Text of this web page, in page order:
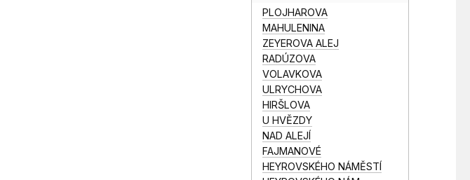
PLOJHAROVA
MAHULENINA
ZEYEROVA ALEJ
RADÚZOVA
VOLAVKOVA
ULRYCHOVA
HIRŠLOVA
U HVĚZDY
NAD ALEJÍ
FAJMANOVÉ
HEYROVSKÉHO NÁMĚSTÍ